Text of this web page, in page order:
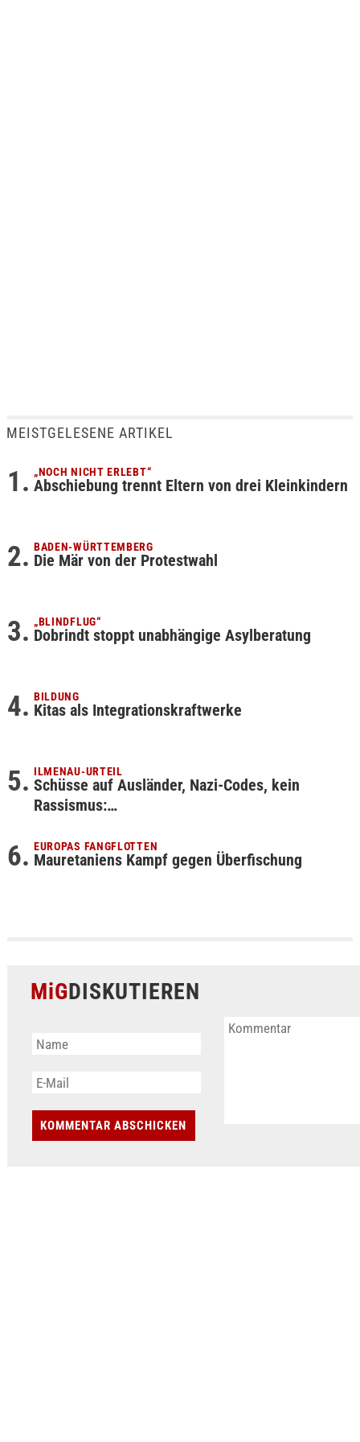
MEISTGELESENE ARTIKEL
„NOCH NICHT ERLEBT“
Abschiebung trennt Eltern von drei Kleinkindern
BADEN-WÜRTTEMBERG
Die Mär von der Protestwahl
„BLINDFLUG“
Dobrindt stoppt unabhängige Asylberatung
BILDUNG
Kitas als Integrationskraftwerke
ILMENAU-URTEIL
Schüsse auf Ausländer, Nazi-Codes, kein
Rassismus:…
EUROPAS FANGFLOTTEN
Mauretaniens Kampf gegen Überfischung
MiGDISKUTIEREN